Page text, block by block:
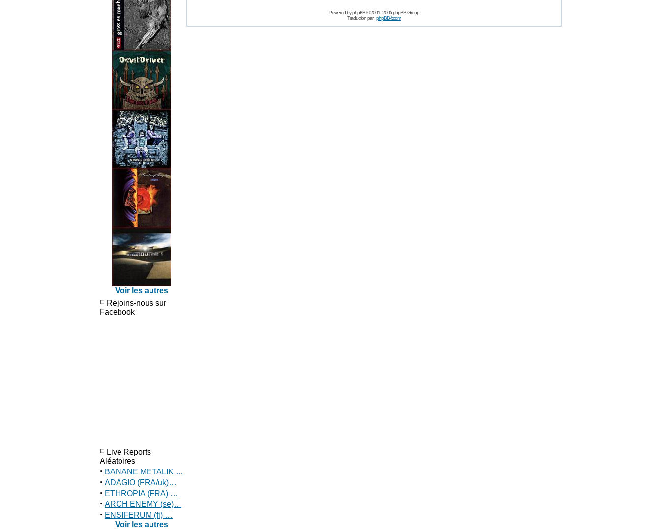
Voir les autres
Rejoins-nous sur
Facebook
Live Reports
Aléatoires
· BANANE METALIK …
· ADAGIO (FRA/uk)…
· ETHROPIA (FRA) …
· ARCH ENEMY (se)…
· ENSIFERUM (fi) …
Voir les autres
Powered byphpBB© 2001, 2005 phpBB Group
Traduction par :phpBB-fr.com